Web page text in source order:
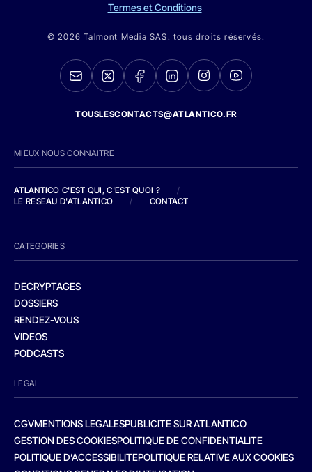
Termes et Conditions
© 2026 Talmont Media SAS. tous droits réservés.
TOUSLESCONTACTS@ATLANTICO.FR
MIEUX NOUS CONNAITRE
ATLANTICO C'EST QUI, C'EST QUOI ?
/
LE RESEAU D'ATLANTICO
/ CONTACT
CATEGORIES
DECRYPTAGES
DOSSIERS
RENDEZ-VOUS
VIDEOS
PODCASTS
LEGAL
CGVMENTIONS LEGALESPUBLICITE SUR ATLANTICO
GESTION DES COOKIESPOLITIQUE DE CONFIDENTIALITE
POLITIQUE D’ACCESSIBILITEPOLITIQUE RELATIVE AUX COOKIES